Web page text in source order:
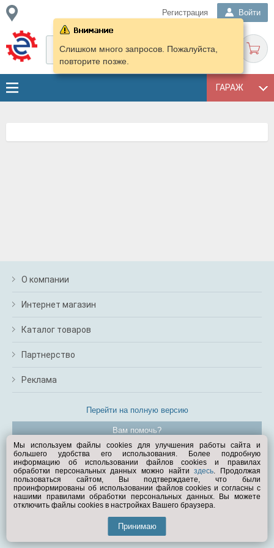
Регистрация Войти
ГАРАЖ
Слишком много запросов. Пожалуйста,
повторите позже.
О компании
Интернет магазин
Каталог товаров
Партнерство
Реклама
Перейти на полную версию
Вам помочь?
© Exist.ru 1998—2026
Мы используем файлы cookies для улучшения работы сайта и
большего удобства его использования. Более подробную
информацию об использовании файлов cookies и правилах
обработки персональных данных можно найтиздесь. Продолжая
пользоваться сайтом, Вы подтверждаете, что были
проинформированы об использовании файлов cookies и согласны с
нашими правилами обработки персональных данных. Вы можете
отключить файлы cookies в настройках Вашего браузера.
Принимаю